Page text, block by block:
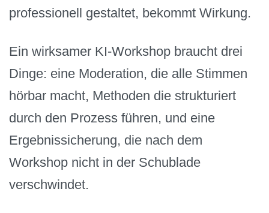
professionell gestaltet, bekommt Wirkung.
Ein wirksamer KI-Workshop braucht drei
Dinge: eine Moderation, die alle Stimmen
hörbar macht, Methoden die strukturiert
durch den Prozess führen, und eine
Ergebnissicherung, die nach dem
Workshop nicht in der Schublade
verschwindet.